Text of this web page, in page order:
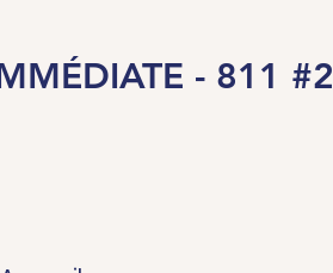
- 811 #2